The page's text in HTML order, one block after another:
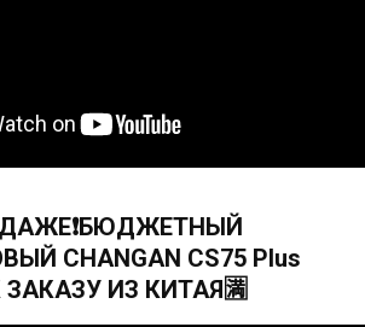
CHANGAN CS75 Plus
ИЗ КИТАЯ🈵